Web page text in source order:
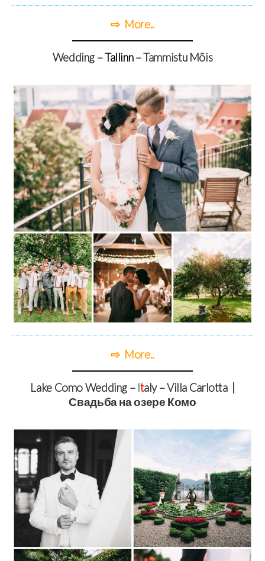
⇨ More..
Wedding –Tallinn– Tammistu Mõis
⇨ More..
Lake Como Wedding – Italy – Villa Carlotta |
Свадьба на озере Комо